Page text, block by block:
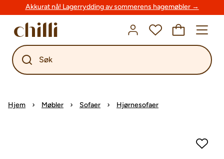
Akkurat nå! Lagerrydding av sommerens hagemøbler →
Søk
Hjem Møbler Sofaer Hjørnesofaer